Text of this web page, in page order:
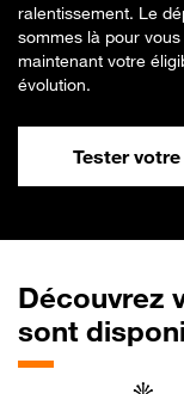
ralentissement. Le
sommes là pour
maintenant votre
évolution.
Tester
Découvrez
sont